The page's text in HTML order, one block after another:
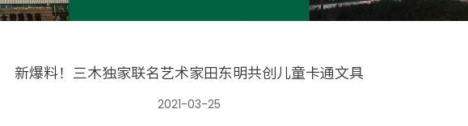
新爆料！三木独家联名艺术家田东明共创儿童卡通文具
2021-03-25